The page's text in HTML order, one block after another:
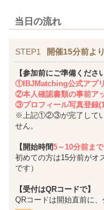
当日の流れ
STEP1 開催15分前よ
【参加前にご準備ください
①IBJMatching公式アプ
②本人確認書類の事前ア
③プロフィール写真登録
※上記①②③が完了してい
せん。
【開始時間5～10分前まで
初めての方は15分前がオ
です）
【受付はQRコードで】
QRコードは開始直前に